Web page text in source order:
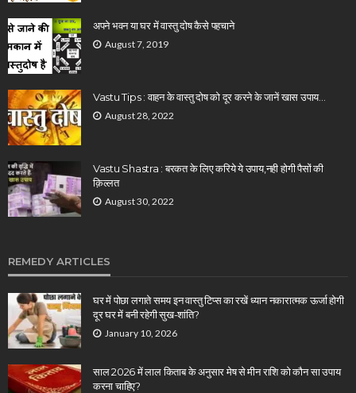
अपने भवन या घर में वास्तु दोष कैसे पहचाने
August 7, 2019
Vastu Tips : वाहन के वास्तु दोष को दूर करने के जानें खास उपाय…
August 28, 2022
Vastu Shastra : बरकत के लिए करिये ये उपाय,नही होगी पैसों की
क़िल्लत
August 30, 2022
REMEDY ARTICLES
घर में पोछा लगाते समय इन वास्तु टिप्स का रखें ध्यान नकारात्मक ऊर्जा होगी
दूर घर में बनी रहेगी सुख-शांति?
January 10, 2026
साल 2026 में लाल किताब के अनुसार मेष से मीन राशि को कौन सा उपाय
करना चाहिए?